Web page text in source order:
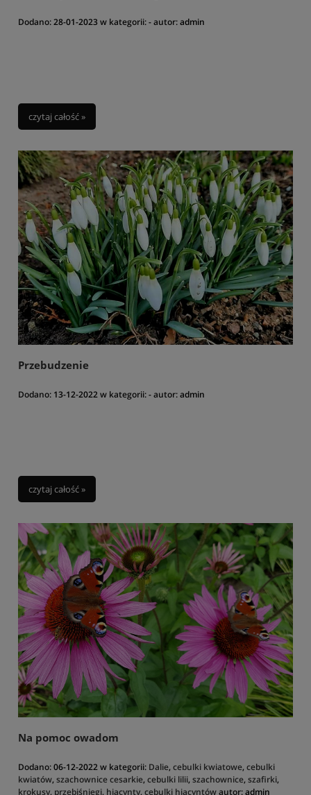
Dodano:28-01-2023w kategorii:-autor:admin
czytaj całość »
Przebudzenie
Dodano: 13-12-2022w kategorii:-autor:admin
czytaj całość »
Na pomoc owadom
Dodano:06-12-2022w kategorii: Dalie, cebulki kwiatowe, cebulki
kwiatów, szachownice cesarkie, cebulki lilii, szachownice, szafirki,
krokusy, przebiśniegi, hiacynty, cebulki hiacyntówautor:admin